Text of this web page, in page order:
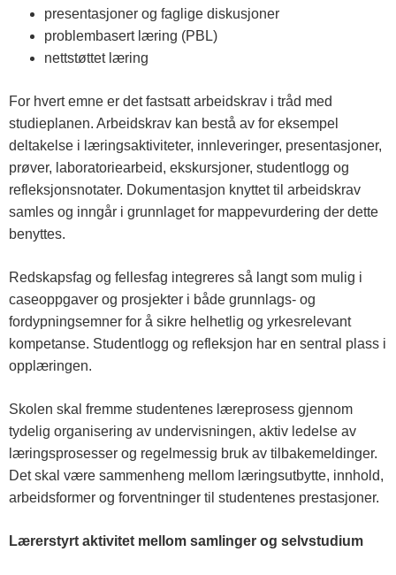
presentasjoner og faglige diskusjoner
problembasert læring (PBL)
nettstøttet læring
For hvert emne er det fastsatt arbeidskrav i tråd med
studieplanen. Arbeidskrav kan bestå av for eksempel
deltakelse i læringsaktiviteter, innleveringer, presentasjoner,
prøver, laboratoriearbeid, ekskursjoner, studentlogg og
refleksjonsnotater. Dokumentasjon knyttet til arbeidskrav
samles og inngår i grunnlaget for mappevurdering der dette
benyttes.
Redskapsfag og fellesfag integreres så langt som mulig i
caseoppgaver og prosjekter i både grunnlags- og
fordypningsemner for å sikre helhetlig og yrkesrelevant
kompetanse. Studentlogg og refleksjon har en sentral plass i
opplæringen.
Skolen skal fremme studentenes læreprosess gjennom
tydelig organisering av undervisningen, aktiv ledelse av
læringsprosesser og regelmessig bruk av tilbakemeldinger.
Det skal være sammenheng mellom læringsutbytte, innhold,
arbeidsformer og forventninger til studentenes prestasjoner.
Lærerstyrt aktivitet mellom samlinger og selvstudium